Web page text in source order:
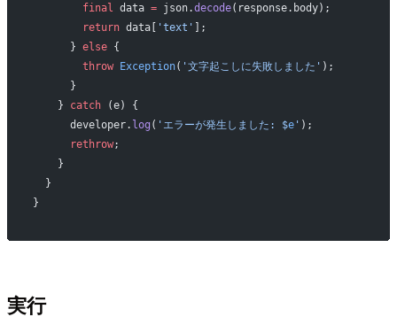
        final
data = json.decode(response.body);
        return
data[ 'text' ];
      }
else {
        throw
Exception( '文字起こしに失敗しました' );
      }
    }
catch (e) {
      developer.
log ( 'エラーが発生しました: $e' );
      rethrow
;
    }
  }
}
実行